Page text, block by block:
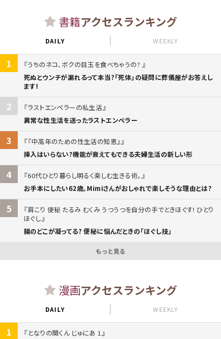
書籍アクセスランキング
DAILY WEEKLY
1
うちのネコ、ボクの目玉を食べちゃうの?
死ぬとウンチが漏れるって本当?「死体」の疑問に葬儀屋がお答えし
ます!
2
ラストエンペラーの私生活
異常な性生活を送ったラストエンペラー
3
『中高年のための性生活の知恵』
挿入はいらない?機能が衰えてもできる夫婦生活の新しい形
4
60代ひとり暮らし明るく楽しむ生きる術。
お手本にしたい62歳。Mimiさんがおしゃれで楽しそうな理由とは?
5
肩こり 便秘 たるみ むくみ うつうつを自分の手でときほぐす! ひとり
ほぐし
腸のどこが凝ってる? 便秘に悩んだときの「ほぐし技」
もっと見る
漫画アクセスランキング
DAILY WEEKLY
1
となりの関くん じゅにあ 1